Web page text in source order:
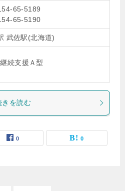
65-5189
65-5190
武佐駅(北海道)
続支援Ａ型
きを読む
0 0